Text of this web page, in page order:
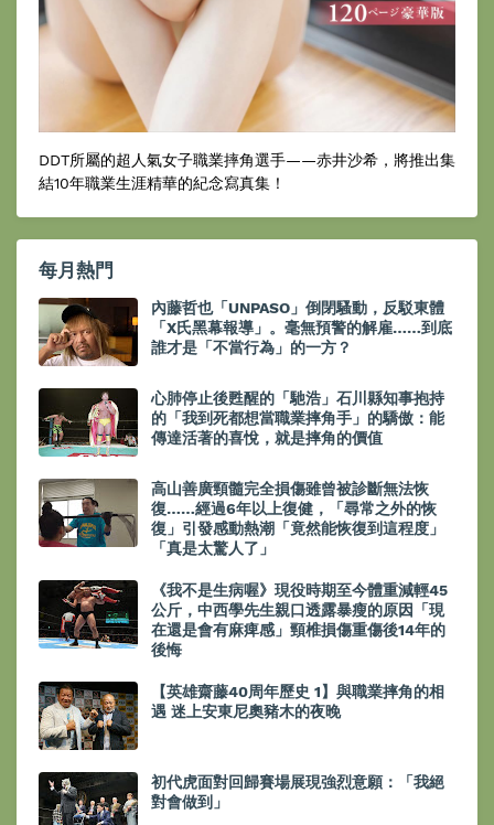
DDT所屬的超人氣女子職業摔角選手——赤井沙希，將推出集
結10年職業生涯精華的紀念寫真集！
每月熱門
內藤哲也「UNPASO」倒閉騷動，反駁東體
「X氏黑幕報導」。毫無預警的解雇……到底
誰才是「不當行為」的一方？
心肺停止後甦醒的「馳浩」石川縣知事抱持
的「我到死都想當職業摔角手」的驕傲：能
傳達活著的喜悅，就是摔角的價值
高山善廣頸髓完全損傷雖曾被診斷無法恢
復……經過6年以上復健，「尋常之外的恢
復」引發感動熱潮「竟然能恢復到這程度」
「真是太驚人了」
《我不是生病喔》現役時期至今體重減輕45
公斤，中西學先生親口透露暴瘦的原因「現
在還是會有麻痺感」頸椎損傷重傷後14年的
後悔
【英雄齋藤40周年歷史 1】與職業摔角的相
遇 迷上安東尼奧豬木的夜晚
初代虎面對回歸賽場展現強烈意願：「我絕
對會做到」